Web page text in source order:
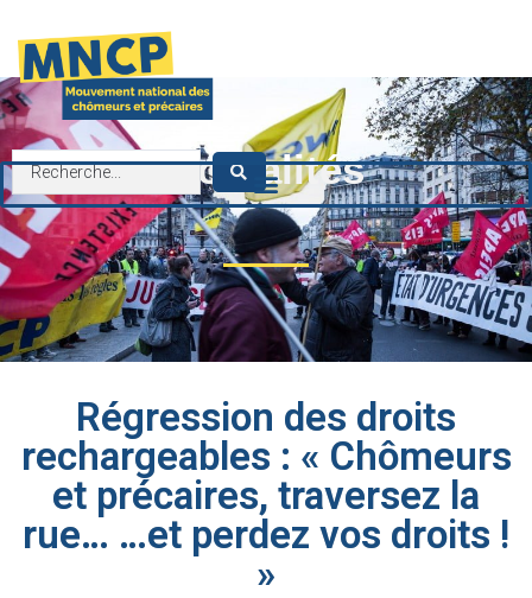
Actualités
Régression des droits
rechargeables : « Chômeurs
et précaires, traversez la
rue… …et perdez vos droits !
»